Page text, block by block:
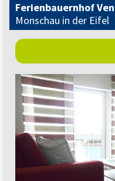
Ferienbauernhof
Monschau in der Eifel